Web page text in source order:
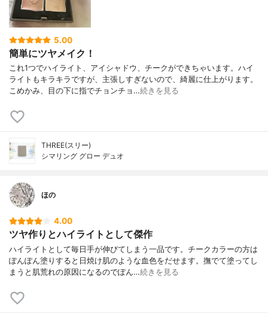
5.00
簡単にツヤメイク！
これ1つでハイライト、アイシャドウ、チークができちゃいます。ハイ
ライトもキラキラですが、主張しすぎないので、綺麗に仕上がります。
こめかみ、目の下に指でチョンチョ…続きを見る
THREE(スリー)
シマリング グロー デュオ
ほの
4.00
ツヤ作りとハイライトとして傑作
ハイライトとして毎日手が伸びてしまう一品です。チークカラーの方は
ぽんぽん塗りすると日焼け肌のような血色をだせます。撫でて塗ってし
まうと肌荒れの原因になるのでぽん…続きを見る